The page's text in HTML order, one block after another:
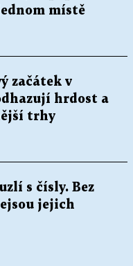
místě
začátek v
hrdost a
trhy
s čísly. Bez
jejich